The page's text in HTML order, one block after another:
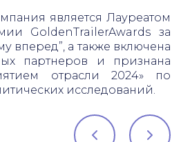
является Лауреатом
GoldenTrailerAwards за
вперед”, а также включена
партнеров и признана
отрасли 2024» по
исследований.